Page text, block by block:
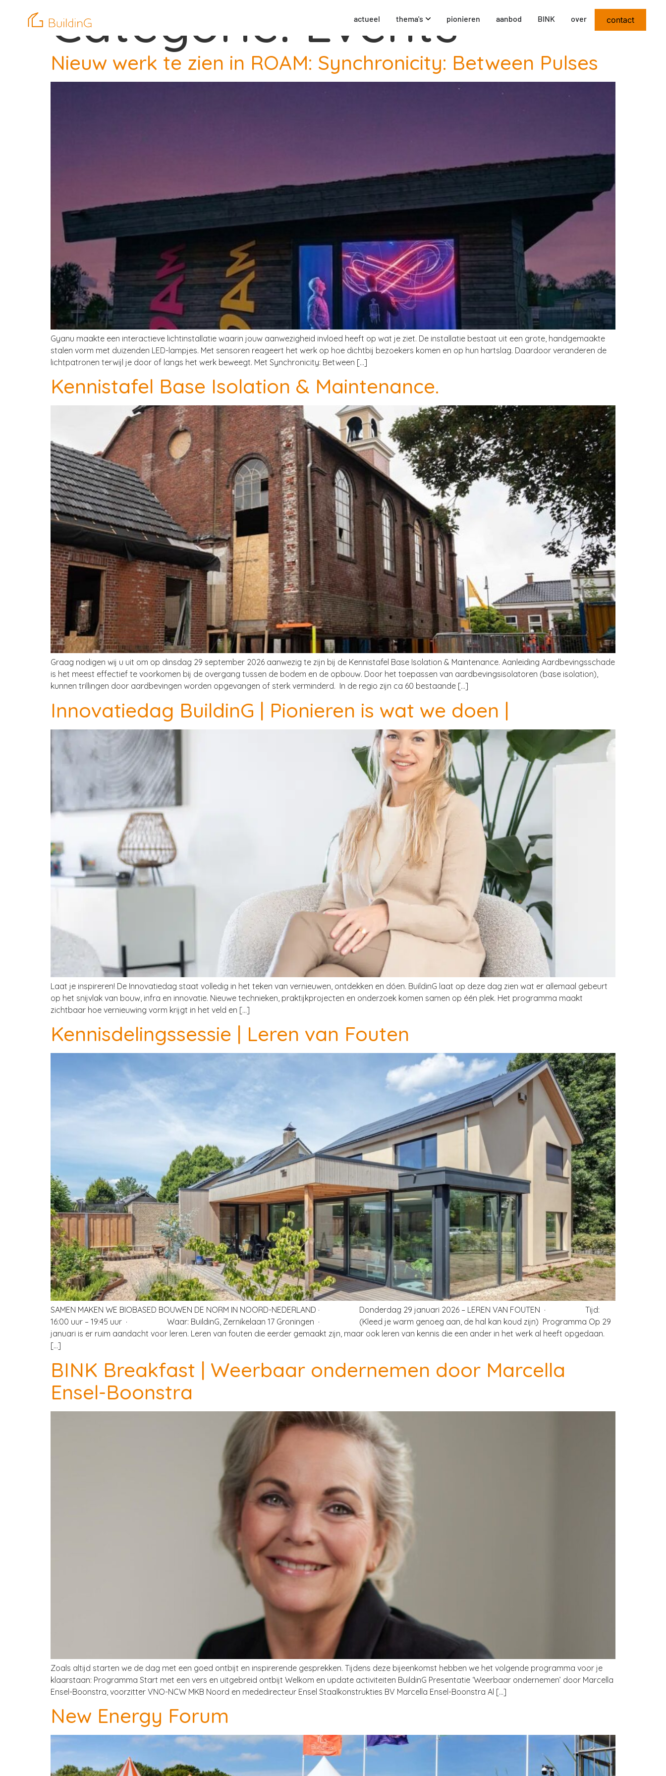
actueel thema's pionieren aanbod BINK over contact
Categorie: Events
Nieuw werk te zien in ROAM: Synchronicity: Between Pulses
Gyanu maakte een interactieve lichtinstallatie waarin jouw aanwezigheid invloed heeft op wat je ziet. De installatie bestaat uit een grote, handgemaakte
stalen vorm met duizenden LED-lampjes. Met sensoren reageert het werk op hoe dichtbij bezoekers komen en op hun hartslag. Daardoor veranderen de
lichtpatronen terwijl je door of langs het werk beweegt. Met Synchronicity: Between […]
Kennistafel Base Isolation & Maintenance.
Graag nodigen wij u uit om op dinsdag 29 september 2026 aanwezig te zijn bij de Kennistafel Base Isolation & Maintenance. Aanleiding Aardbevingsschade
is het meest effectief te voorkomen bij de overgang tussen de bodem en de opbouw. Door het toepassen van aardbevingsisolatoren (base isolation),
kunnen trillingen door aardbevingen worden opgevangen of sterk verminderd. In de regio zijn ca 60 bestaande […]
Innovatiedag BuildinG | Pionieren is wat we doen |
Laat je inspireren! De Innovatiedag staat volledig in het teken van vernieuwen, ontdekken en dóen. BuildinG laat op deze dag zien wat er allemaal gebeurt
op het snijvlak van bouw, infra en innovatie. Nieuwe technieken, praktijkprojecten en onderzoek komen samen op één plek. Het programma maakt
zichtbaar hoe vernieuwing vorm krijgt in het veld en […]
Kennisdelingssessie | Leren van Fouten
SAMEN MAKEN WE BIOBASED BOUWEN DE NORM IN NOORD-NEDERLAND · Donderdag 29 januari 2026 – LEREN VAN FOUTEN · Tijd:
16:00 uur – 19:45 uur · Waar: BuildinG, Zernikelaan 17 Groningen · (Kleed je warm genoeg aan, de hal kan koud zijn) Programma Op 29
januari is er ruim aandacht voor leren. Leren van fouten die eerder gemaakt zijn, maar ook leren van kennis die een ander in het werk al heeft opgedaan.
[…]
BINK Breakfast | Weerbaar ondernemen door Marcella
Ensel-Boonstra
Zoals altijd starten we de dag met een goed ontbijt en inspirerende gesprekken. Tijdens deze bijeenkomst hebben we het volgende programma voor je
klaarstaan: Programma Start met een vers en uitgebreid ontbijt Welkom en update activiteiten BuildinG Presentatie ‘Weerbaar ondernemen’ door Marcella
Ensel-Boonstra, voorzitter VNO-NCW MKB Noord en mededirecteur Ensel Staalkonstrukties BV Marcella Ensel-Boonstra Al […]
New Energy Forum